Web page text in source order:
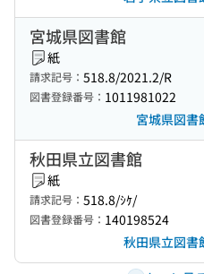
宮城県図書館
紙
請求記号： 518.8/2021.2/R
図書登録番号： 1011981022
宮城県図書
秋田県立図書館
紙
請求記号： 518.8/ｼｹ/
図書登録番号： 140198524
秋田県立図書